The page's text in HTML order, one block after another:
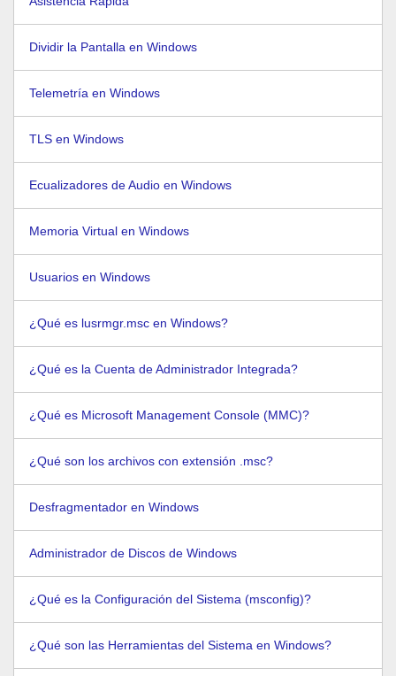
Dividir la Pantalla en Windows
Telemetría en Windows
TLS en Windows
Ecualizadores de Audio en Windows
Memoria Virtual en Windows
Usuarios en Windows
¿Qué es lusrmgr.msc en Windows?
¿Qué es la Cuenta de Administrador Integrada?
¿Qué es Microsoft Management Console (MMC)?
¿Qué son los archivos con extensión .msc?
Desfragmentador en Windows
Administrador de Discos de Windows
¿Qué es la Configuración del Sistema (msconfig)?
¿Qué son las Herramientas del Sistema en Windows?